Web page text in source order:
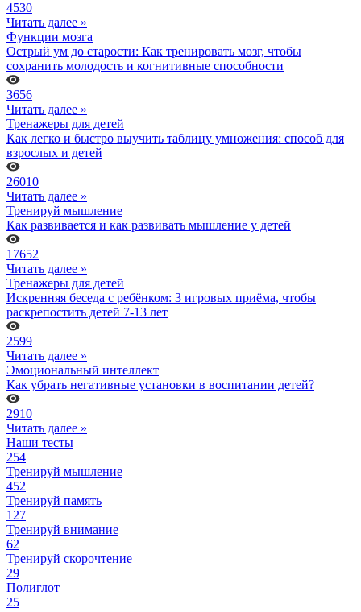
4530
Читать далее »
Функции мозга
Острый ум до старости: Как тренировать мозг, чтобы
сохранить молодость и когнитивные способности
3656
Читать далее »
Тренажеры для детей
Как легко и быстро выучить таблицу умножения: способ для
взрослых и детей
26010
Читать далее »
Тренируй мышление
Как развивается и как развивать мышление у детей
17652
Читать далее »
Тренажеры для детей
Искренняя беседа с ребёнком: 3 игровых приёма, чтобы
раскрепостить детей 7-13 лет
2599
Читать далее »
Эмоциональный интеллект
Как убрать негативные установки в воспитании детей?
2910
Читать далее »
Наши тесты
254
Тренируй мышление
452
Тренируй память
127
Тренируй внимание
62
Тренируй скорочтение
29
Полиглот
25